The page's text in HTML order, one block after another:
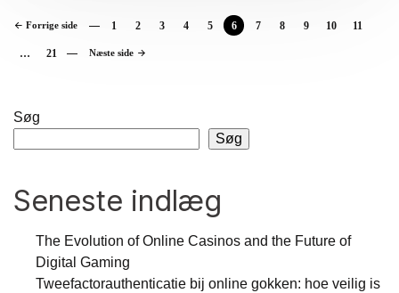
Forrige side 1 2 3 4 5 6 7 8 9 10 11
… 21 Næste side
Søg
Søg
Seneste indlæg
The Evolution of Online Casinos and the Future of
Digital Gaming
Tweefactorauthenticatie bij online gokken: hoe veilig is